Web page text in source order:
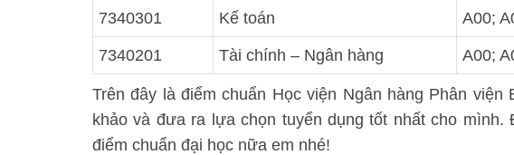
7340301 Kế toán A00;
7340201 Tài chính – Ngân hàng A00;
Trên đây là điểm chuẩn Học viện Ngân hàng Phân
khảo và đưa ra lựa chọn tuyển dụng tốt nhất cho
điểm chuẩn đại học nữa em nhé!